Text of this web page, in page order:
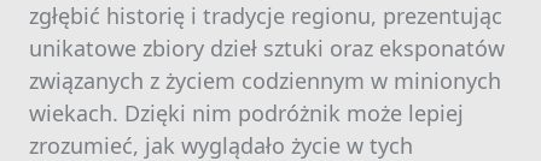
zgłębić historię i tradycje regionu, prezentując
unikatowe zbiory dzieł sztuki oraz eksponatów
związanych z życiem codziennym w minionych
wiekach. Dzięki nim podróżnik może lepiej
zrozumieć, jak wyglądało życie w tych